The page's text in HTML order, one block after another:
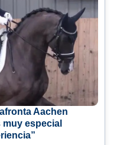
Aachen
especial